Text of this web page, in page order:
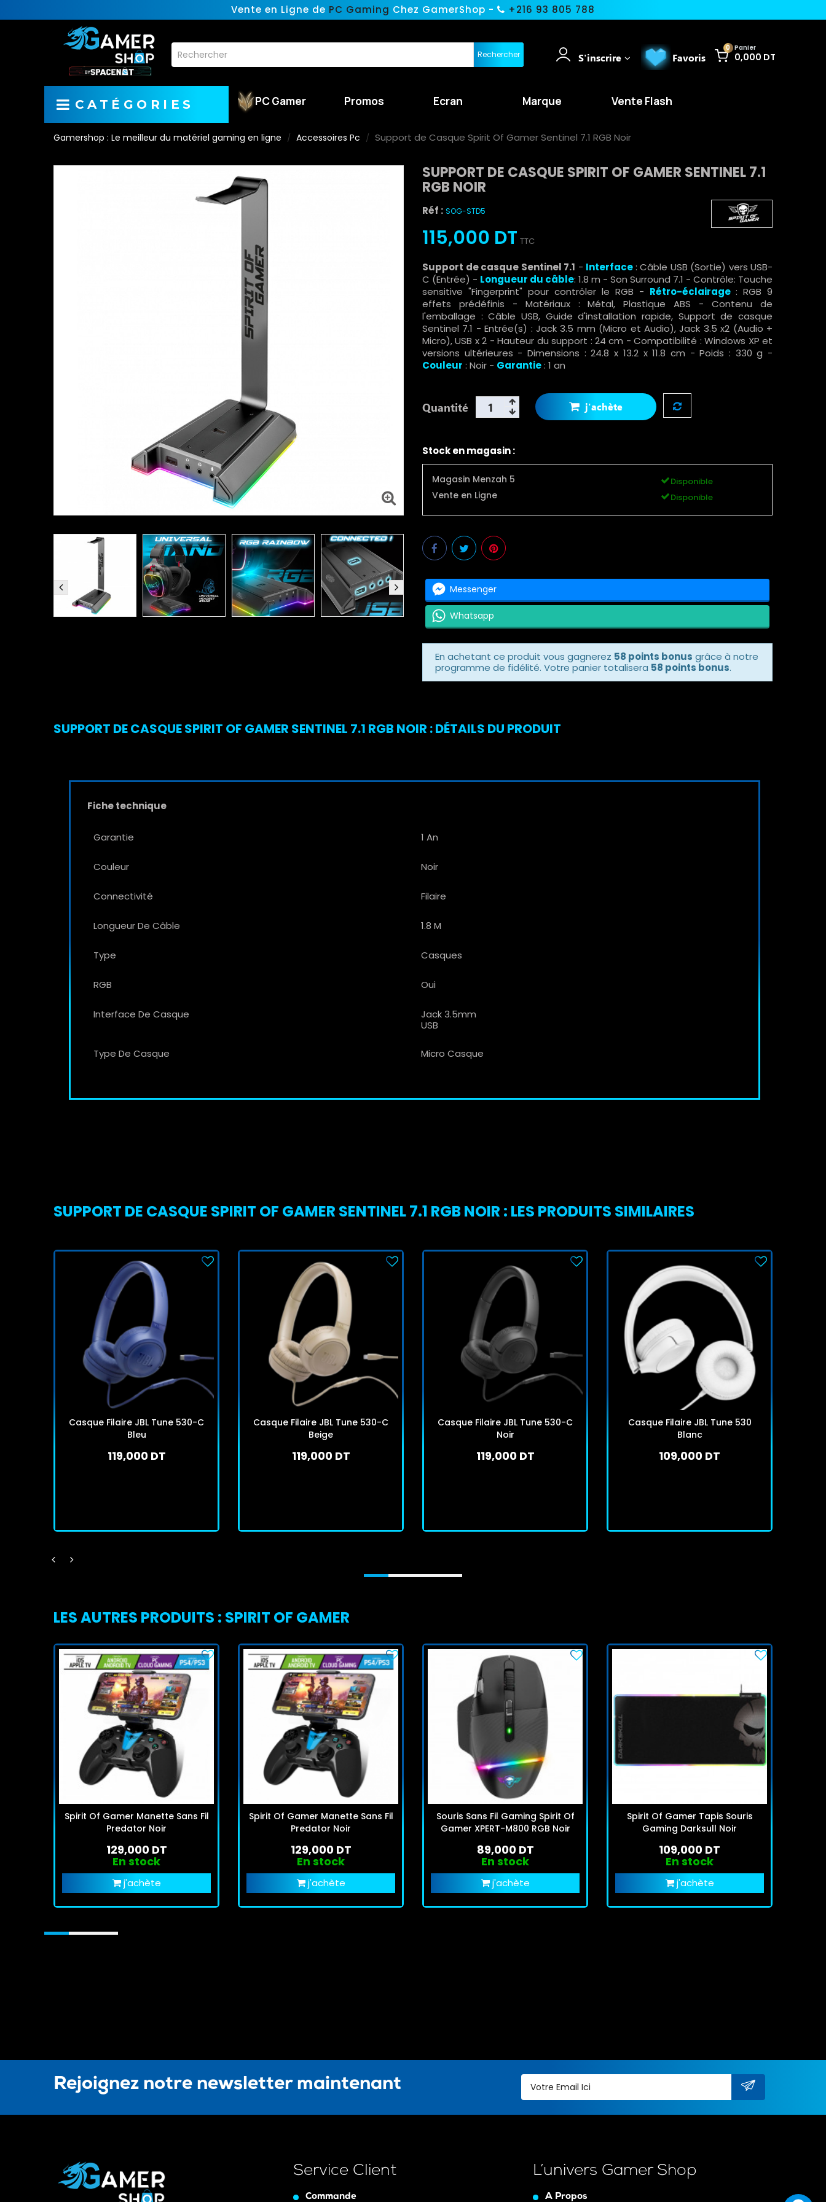
Vente en Ligne de PC Gaming Chez GamerShop - +216 93 805 788
Rechercher
0 Panier
0,000 DT
Favoris
S'inscrire
CATÉGORIES PC Gamer Promos Ecran Marque Vente Flash
Gamershop : Le meilleur du matériel gaming en ligne Accessoires Pc Support de Casque Spirit Of Gamer Sentinel 7.1 RGB Noir
SUPPORT DE CASQUE SPIRIT OF GAMER SENTINEL 7.1
RGB NOIR
Réf : SOG-STD5
115,000 DT TTC
Support de casque Sentinel 7.1 - Interface: Câble USB (Sortie) vers USB-
C (Entrée) - Longueur du câble: 1.8 m - Son Surround 7.1 - Contrôle: Touche
sensitive "Fingerprint" pour contrôler le RGB - Rétro-éclairage : RGB 9
effets prédéfinis - Matériaux : Métal, Plastique ABS - Contenu de
l'emballage : Câble USB, Guide d'installation rapide, Support de casque
Sentinel 7.1 - Entrée(s) : Jack 3.5 mm (Micro et Audio), Jack 3.5 x2 (Audio +
Micro), USB x 2 - Hauteur du support : 24 cm - Compatibilité : Windows XP et
versions ultérieures - Dimensions : 24.8 x 13.2 x 11.8 cm - Poids : 330 g -
Couleur : Noir - Garantie: 1 an
Quantité j'achète
Stock en magasin :
Magasin Menzah 5 Disponible
Vente en Ligne Disponible
Messenger
Whatsapp
En achetant ce produit vous gagnerez 58 points bonus grâce à notre
programme de fidélité. Votre panier totalisera 58 points bonus.
SUPPORT DE CASQUE SPIRIT OF GAMER SENTINEL 7.1 RGB NOIR : DÉTAILS DU PRODUIT
Fiche technique
Garantie 1 An
Couleur Noir
Connectivité Filaire
Longueur De Câble 1.8 M
Type Casques
RGB Oui
Interface De Casque
Jack 3.5mm
USB
Type De Casque Micro Casque
SUPPORT DE CASQUE SPIRIT OF GAMER SENTINEL 7.1 RGB NOIR : LES PRODUITS SIMILAIRES
Casque Filaire JBL Tune 530-C
Bleu
119,000 DT
Casque Filaire JBL Tune 530-C
Beige
119,000 DT
Casque Filaire JBL Tune 530-C
Noir
119,000 DT
Casque Filaire JBL Tune 530
Blanc
109,000 DT
LES AUTRES PRODUITS : SPIRIT OF GAMER
Spirit Of Gamer Manette Sans Fil
Predator Noir
129,000 DT
En stock
j'achète
Spirit Of Gamer Manette Sans Fil
Predator Noir
129,000 DT
En stock
j'achète
Souris Sans Fil Gaming Spirit Of
Gamer XPERT-M800 RGB Noir
89,000 DT
En stock
j'achète
Spirit Of Gamer Tapis Souris
Gaming Darksull Noir
109,000 DT
En stock
j'achète
Rejoignez notre newsletter maintenant
Service Client
Commande
L’univers Gamer Shop
A Propos